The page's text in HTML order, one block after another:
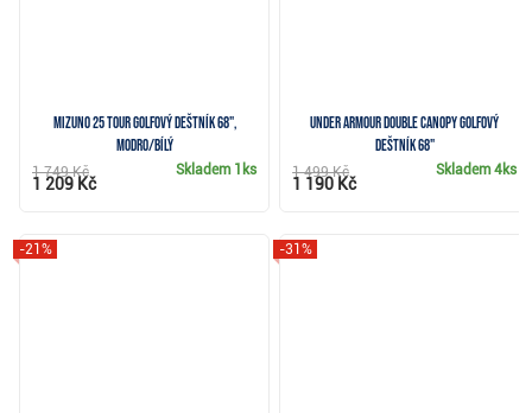
Mizuno 25 Tour golfový deštník 68",
modro/bílý
Skladem 1ks
1 749 Kč
1 209 Kč
Under Armour Double Canopy golfový
deštník 68"
Skladem4ks
1 499 Kč
1 190 Kč
-21% -31%